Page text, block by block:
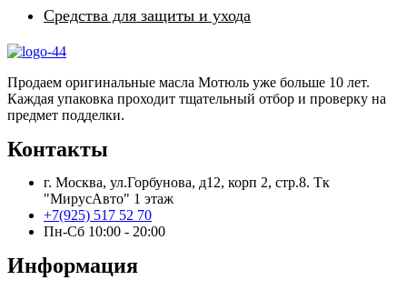
Средства для защиты и ухода
Продаем оригинальные масла Мотюль уже больше 10 лет.
Каждая упаковка проходит тщательный отбор и проверку на
предмет подделки.
Контакты
г. Москва, ул.Горбунова, д12, корп 2, стр.8. Тк
"МирусАвто" 1 этаж
+7(925) 517 52 70
Пн-Сб 10:00 - 20:00​
Информация